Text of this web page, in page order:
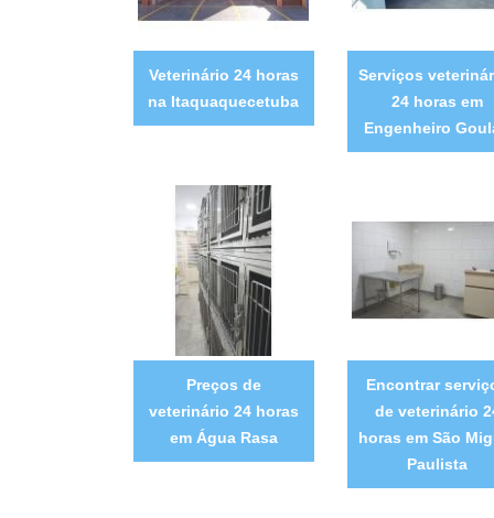
Veterinário 24 horas
na Itaquaquecetuba
Serviços
24 horas em
Engenheiro
Preços de
veterinário 24 horas
em Água Rasa
Encontrar
de veterinário
horas em São
Paulista